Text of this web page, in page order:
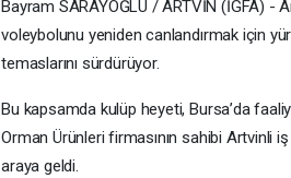
Bayram SARAYOĞLU / ARTVİN (İGFA) -
voleybolunu yeniden canlandırmak için
temaslarını sürdürüyor.
Bu kapsamda kulüp heyeti, Bursa’da
Orman Ürünleri firmasının sahibi Artvinli
araya geldi.